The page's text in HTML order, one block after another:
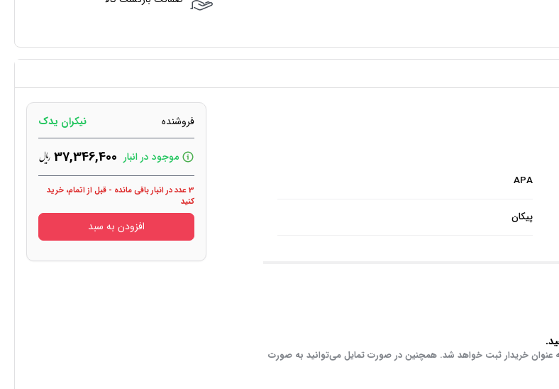
APA
پیکان
عنوان خریدار ثبت خواهد شد. همچنین در صورت تمایل می‌توانید به صورت
فروشنده نیکران یدک
موجود در انبار 37,346,400
3 عدد در انبار باقی مانده - قبل از اتمام، خرید
کنید
افزودن به سبد